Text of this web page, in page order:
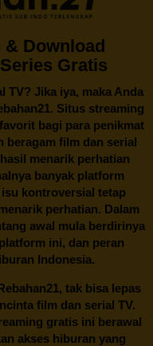
& Download
Gratis
TV? Jika iya, maka Anda
. Situs streaming
bagi para penikmat
beragam film dan serial
menarik perhatian
banyak platform
kontroversial tetap
perhatian. Dalam
awal mula berdirinya
ini, dan peran
Indonesia.
, tak bisa lepas
film dan serial TV.
gratis ini berawal
akses hiburan yang